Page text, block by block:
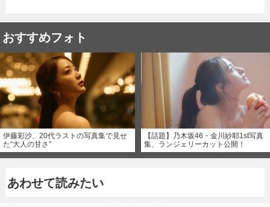
おすすめフォト
伊藤彩沙、20代ラストの写真集で見せ
た“大人の甘さ”
【話題】乃木坂46・金川紗耶1st写真
集、ランジェリーカット公開！
あわせて読みたい